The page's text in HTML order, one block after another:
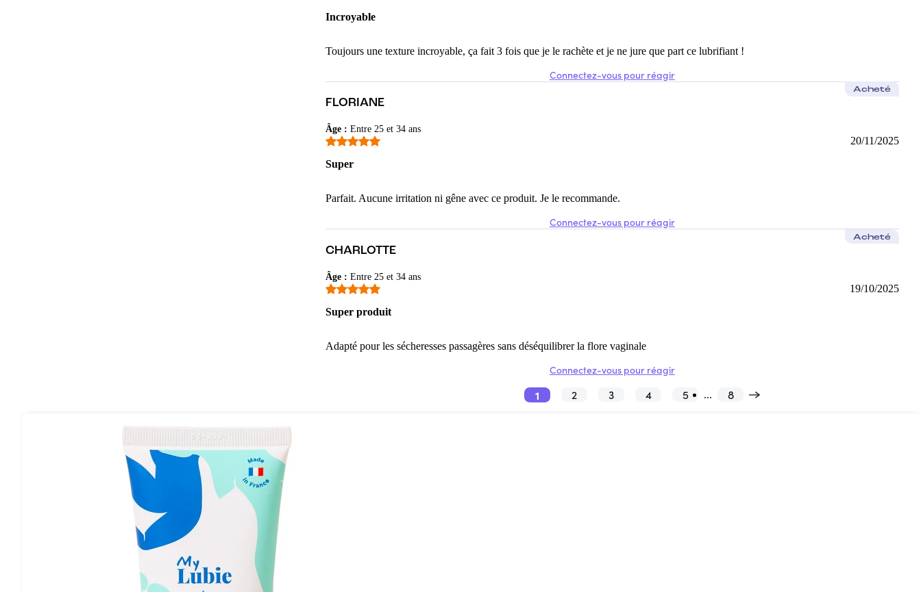
Incroyable
Toujours une texture incroyable, ça fait 3 fois que je le rachète et je ne jure que part ce lubrifiant !
Connectez-vous pour réagir
FLORIANE
Âge: Entre 25 et 34 ans
Acheté
20/11/2025
Super
Parfait. Aucune irritation ni gêne avec ce produit. Je le recommande.
Connectez-vous pour réagir
CHARLOTTE
Âge: Entre 25 et 34 ans
Acheté
19/10/2025
Super produit
Adapté pour les sécheresses passagères sans déséquilibrer la flore vaginale
Connectez-vous pour réagir
1 2 3 4 5 ... 8